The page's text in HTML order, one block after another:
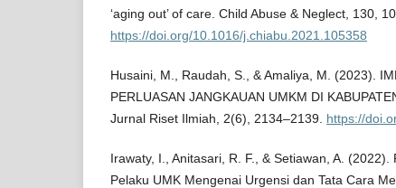
‘aging out’ of care. Child Abuse & Neglect, 130,
https://doi.org/10.1016/j.chiabu.2021.105358
Husaini, M., Raudah, S., & Amaliya, M. (2023).
PERLUASAN JANGKAUAN UMKM DI
Jurnal Riset Ilmiah, 2(6), 2134–2139. https://
Irawaty, I., Anitasari, R. F., & Setiawan, A.
Pelaku UMK Mengenai Urgensi dan Tata Cara